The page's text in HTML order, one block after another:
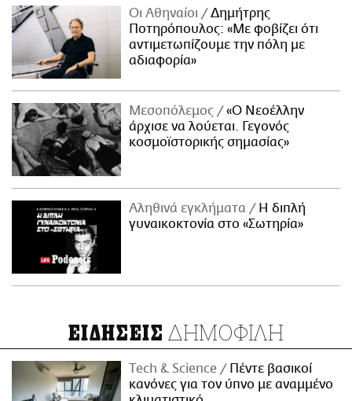
Οι Αθηναίοι
Δημήτρης
Ποτηρόπουλος: «Με φοβίζει ότι
αντιμετωπίζουμε την πόλη με
αδιαφορία»
Μεσοπόλεμος
«Ο Νεοέλλην
άρχισε να λούεται. Γεγονός
κοσμοϊστορικής σημασίας»
Αληθινά εγκλήματα
Η διπλή
γυναικοκτονία στο «Σωτηρία»
ΕΙΔΗΣΕΙΣ ΔΗΜΟΦΙΛΗ
Τech & Science
Πέντε βασικοί
κανόνες για τον ύπνο με αναμμένο